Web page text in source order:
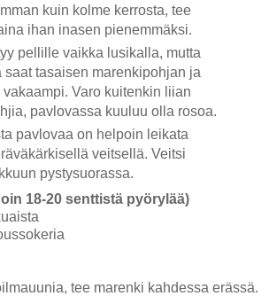
kuin kolme kerrosta, tee
ihan inasen pienemmäksi.
pellille vaikka lusikalla, mutta
saat tasaisen marenkipohjan ja
vakaampi. Varo kuitenkin liian
pavlovassa kuuluu olla rosoa.
pavlovaa on helpoin leikata
veitsellä. Veitsi
pystysuorassa.
18-20 senttistä pyörylää)
tee marenki kahdessa erässä.